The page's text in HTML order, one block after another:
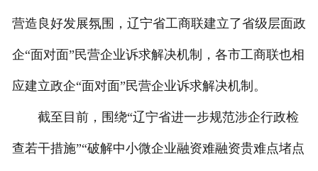
营造良好发展氛围，辽宁省工商联建立了省级层面政
企“面对面”民营企业诉求解决机制，各市工商联也相
应建立政企“面对面”民营企业诉求解决机制。
截至目前，围绕“辽宁省进一步规范涉企行政检
查若干措施”“破解中小微企业融资难融资贵难点堵点